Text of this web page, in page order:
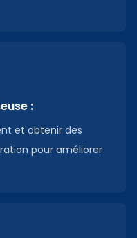
:
et obtenir des
pour améliorer